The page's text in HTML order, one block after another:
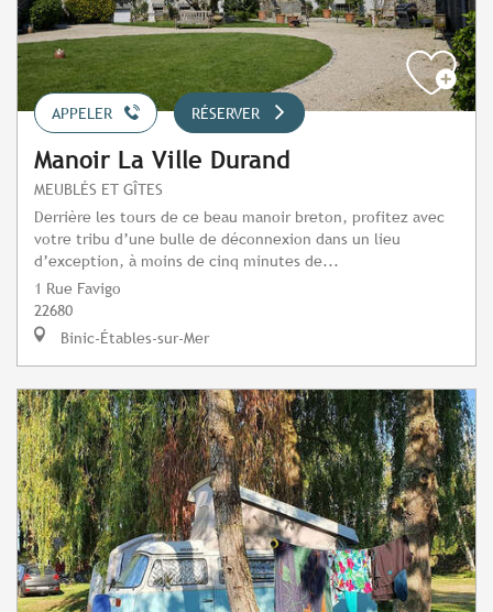
APPELER RÉSERVER
Manoir La Ville Durand
MEUBLÉS ET GÎTES
Derrière les tours de ce beau manoir breton, profitez avec
votre tribu d’une bulle de déconnexion dans un lieu
d’exception, à moins de cinq minutes de...
1 Rue Favigo
22680
Binic-Étables-sur-Mer